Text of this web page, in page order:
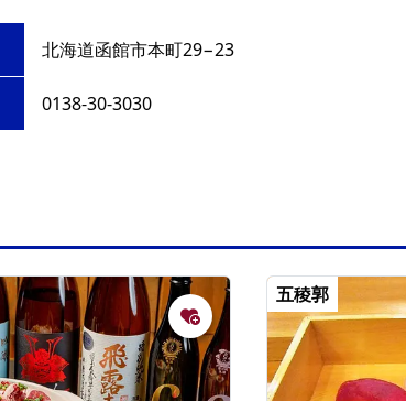
北海道函館市本町29−23
0138-30-3030
五稜郭